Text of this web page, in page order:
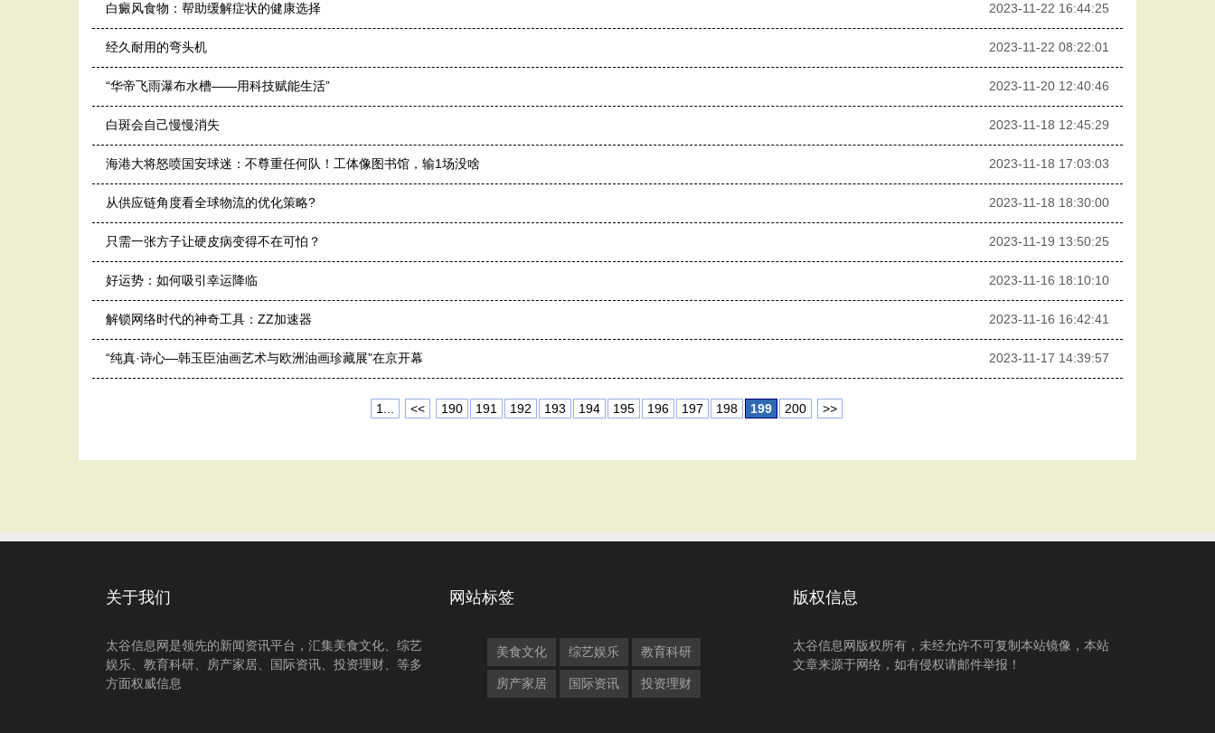
白癜风食物：帮助缓解症状的健康选择 2023-11-22 16:44:25
经久耐用的弯头机 2023-11-22 08:22:01
“华帝飞雨瀑布水槽——用科技赋能生活” 2023-11-20 12:40:46
白斑会自己慢慢消失 2023-11-18 12:45:29
海港大将怒喷国安球迷：不尊重任何队！工体像图书馆，输1场没啥 2023-11-18 17:03:03
从供应链角度看全球物流的优化策略? 2023-11-18 18:30:00
只需一张方子让硬皮病变得不在可怕？ 2023-11-19 13:50:25
好运势：如何吸引幸运降临 2023-11-16 18:10:10
解锁网络时代的神奇工具：ZZ加速器 2023-11-16 16:42:41
“纯真·诗心—韩玉臣油画艺术与欧洲油画珍藏展”在京开幕 2023-11-17 14:39:57
1... << 190 191 192 193 194 195 196 197 198 199 200 >>
关于我们
太谷信息网是领先的新闻资讯平台，汇集美食文化、综艺
娱乐、教育科研、房产家居、国际资讯、投资理财、等多
方面权威信息
网站标签
美食文化 综艺娱乐 教育科研
房产家居 国际资讯 投资理财
版权信息
太谷信息网版权所有，未经允许不可复制本站镜像，本站
文章来源于网络，如有侵权请邮件举报！